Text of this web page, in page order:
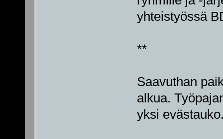
yhteistyössä
**
Saavuthan
alkua.
yksi